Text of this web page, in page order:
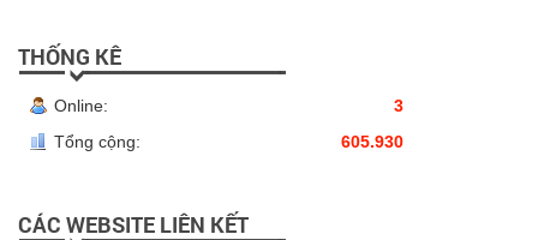
THỐNG KÊ
Online:
3
Tổng cộng:
605.930
CÁC WEBSITE LIÊN KẾT